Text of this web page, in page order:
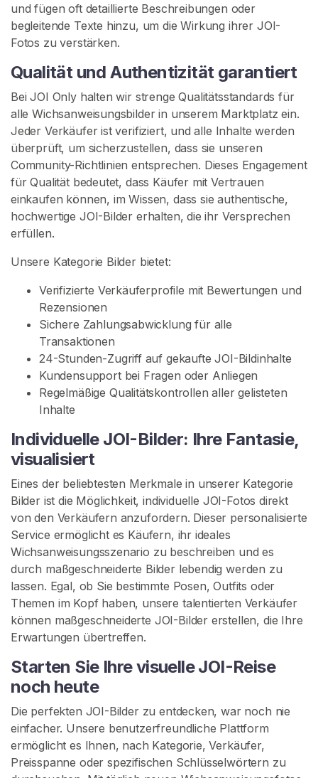
und fügen oft detaillierte Beschreibungen oder
begleitende Texte hinzu, um die Wirkung ihrer JOI-
Fotos zu verstärken.
Qualität und Authentizität garantiert
Bei JOI Only halten wir strenge Qualitätsstandards für
alle Wichsanweisungsbilder in unserem Marktplatz ein.
Jeder Verkäufer ist verifiziert, und alle Inhalte werden
überprüft, um sicherzustellen, dass sie unseren
Community-Richtlinien entsprechen. Dieses Engagement
für Qualität bedeutet, dass Käufer mit Vertrauen
einkaufen können, im Wissen, dass sie authentische,
hochwertige JOI-Bilder erhalten, die ihr Versprechen
erfüllen.
Unsere Kategorie Bilder bietet:
Verifizierte Verkäuferprofile mit Bewertungen und
Rezensionen
Sichere Zahlungsabwicklung für alle
Transaktionen
24-Stunden-Zugriff auf gekaufte JOI-Bildinhalte
Kundensupport bei Fragen oder Anliegen
Regelmäßige Qualitätskontrollen aller gelisteten
Inhalte
Individuelle JOI-Bilder: Ihre Fantasie,
visualisiert
Eines der beliebtesten Merkmale in unserer Kategorie
Bilder ist die Möglichkeit, individuelle JOI-Fotos direkt
von den Verkäufern anzufordern. Dieser personalisierte
Service ermöglicht es Käufern, ihr ideales
Wichsanweisungsszenario zu beschreiben und es
durch maßgeschneiderte Bilder lebendig werden zu
lassen. Egal, ob Sie bestimmte Posen, Outfits oder
Themen im Kopf haben, unsere talentierten Verkäufer
können maßgeschneiderte JOI-Bilder erstellen, die Ihre
Erwartungen übertreffen.
Starten Sie Ihre visuelle JOI-Reise
noch heute
Die perfekten JOI-Bilder zu entdecken, war noch nie
einfacher. Unsere benutzerfreundliche Plattform
ermöglicht es Ihnen, nach Kategorie, Verkäufer,
Preisspanne oder spezifischen Schlüsselwörtern zu
A
n
w
e
i
s
u
n
g
e
n
Z
u
a
e
v
e
h
r
S
U
C
H
E
K
o
n
t
a
k
t
/